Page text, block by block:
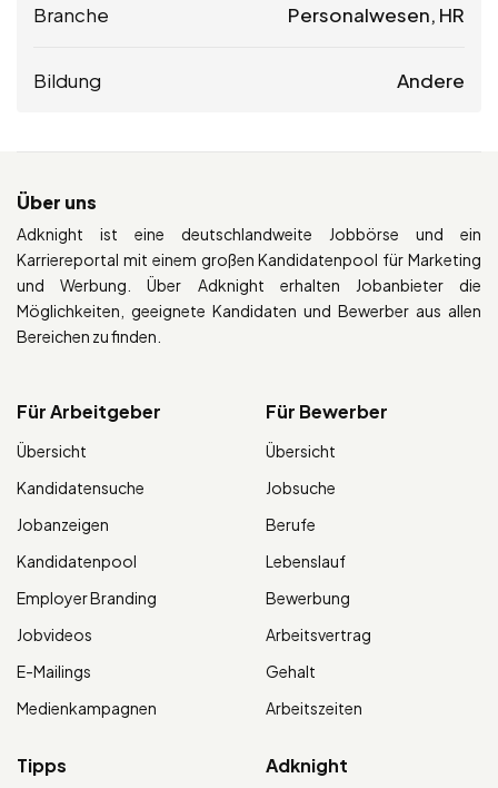
Branche Personalwesen, HR
Bildung Andere
Über uns
Adknight ist eine deutschlandweite Jobbörse und ein
Karriereportal mit einem großen Kandidatenpool für Marketing
und Werbung. Über Adknight erhalten Jobanbieter die
Möglichkeiten, geeignete Kandidaten und Bewerber aus allen
Bereichen zu finden.
Für Arbeitgeber
Übersicht
Kandidatensuche
Jobanzeigen
Kandidatenpool
Employer Branding
Jobvideos
E-Mailings
Medienkampagnen
Für Bewerber
Übersicht
Jobsuche
Berufe
Lebenslauf
Bewerbung
Arbeitsvertrag
Gehalt
Arbeitszeiten
Tipps Adknight